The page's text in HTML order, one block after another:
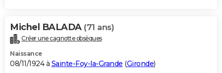
Michel BALADA (71 ans)
Créer une cagnotte obsèques
Naissance
08/11/1924 à Sainte-Foy-la-Grande (Gironde)